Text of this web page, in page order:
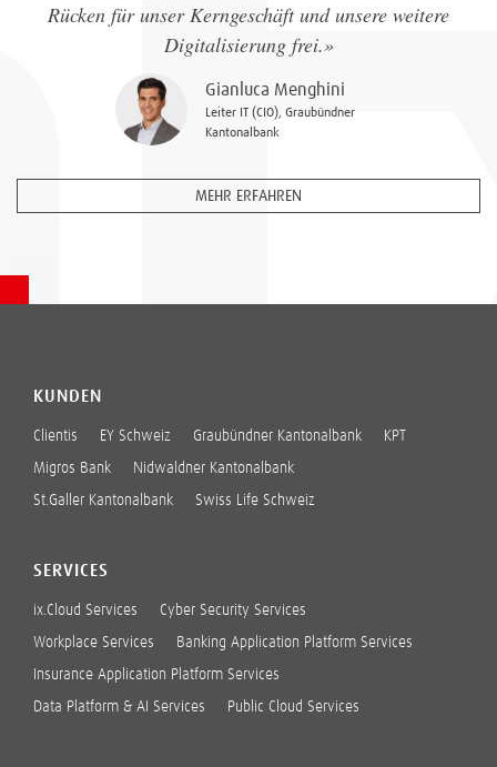
Rücken für unser Kerngeschäft und unsere weitere
Digitalisierung frei.»
Gianluca Menghini
Leiter IT (CIO), Graubündner
Kantonalbank
MEHR ERFAHREN
KUNDEN
Clientis EY Schweiz Graubündner Kantonalbank KPT
Migros Bank Nidwaldner Kantonalbank
St.Galler Kantonalbank Swiss Life Schweiz
SERVICES
ix.Cloud Services Cyber Security Services
Workplace Services Banking Application Platform Services
Insurance Application Platform Services
Data Platform & AI Services Public Cloud Services